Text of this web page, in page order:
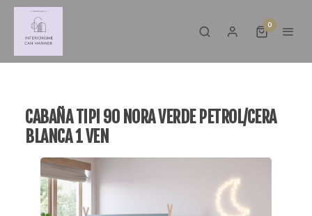
0
CABAÑA TIPI 90 NORA VERDE PETROL/CERA
BLANCA 1 VEN